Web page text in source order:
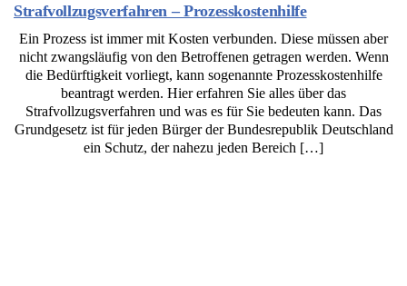
Strafvollzugsverfahren – Prozesskostenhilfe
Ein Prozess ist immer mit Kosten verbunden. Diese müssen aber
nicht zwangsläufig von den Betroffenen getragen werden. Wenn
die Bedürftigkeit vorliegt, kann sogenannte Prozesskostenhilfe
beantragt werden. Hier erfahren Sie alles über das
Strafvollzugsverfahren und was es für Sie bedeuten kann. Das
Grundgesetz ist für jeden Bürger der Bundesrepublik Deutschland
ein Schutz, der nahezu jeden Bereich […]